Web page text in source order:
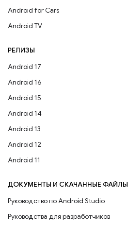
Android for Cars
Android TV
РЕЛИЗЫ
Android 17
Android 16
Android 15
Android 14
Android 13
Android 12
Android 11
ДОКУМЕНТЫ И СКАЧАННЫЕ ФАЙЛЫ
Руководство по Android Studio
Руководства для разработчиков